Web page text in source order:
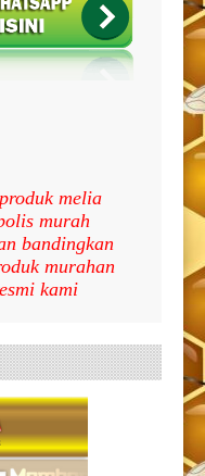
melia
murah
bandingkan
murahan
kami